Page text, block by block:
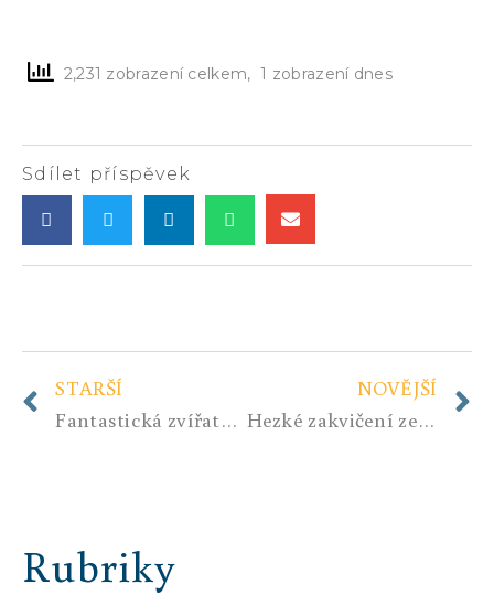
2,231 zobrazení celkem, 1 zobrazení dnes
Sdílet příspěvek
STARŠÍ
Fantastická zvířata a kde je najít
NOVĚJŠÍ
Hezké zakvičení ze sociální sítě o neziskovkách.
Rubriky